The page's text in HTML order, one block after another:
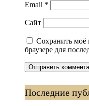
Email *
Сайт
Сохранить моё
браузере для
Последние